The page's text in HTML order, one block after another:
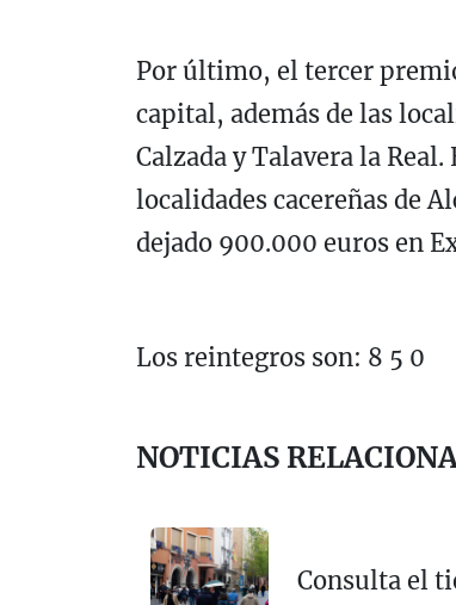
Por último, el tercer
capital, además de las
Calzada y Talavera la
localidades cacereñas de
dejado 900.000 euros en
Los reintegros son: 8 5 0
NOTICIAS
Consulta el